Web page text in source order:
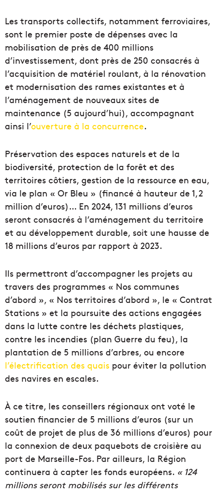
Les transports collectifs, notamment ferroviaires,
sont le premier poste de dépenses avec la
mobilisation de près de 400 millions
d’investissement, dont près de 250 consacrés à
l’acquisition de matériel roulant, à la rénovation
et modernisation des rames existantes et à
l’aménagement de nouveaux sites de
maintenance (5 aujourd’hui), accompagnant
ainsi l’ouverture à la concurrence.
Préservation des espaces naturels et de la
biodiversité, protection de la forêt et des
territoires côtiers, gestion de la ressource en eau,
via le plan « Or Bleu » (financé à hauteur de 1,2
million d’euros)… En 2024, 131 millions d’euros
seront consacrés à l’aménagement du territoire
et au développement durable, soit une hausse de
18 millions d’euros par rapport à 2023.
Ils permettront d’accompagner les projets au
travers des programmes « Nos communes
d’abord », « Nos territoires d’abord », le « Contrat
Stations » et la poursuite des actions engagées
dans la lutte contre les déchets plastiques,
contre les incendies (plan Guerre du feu), la
plantation de 5 millions d’arbres, ou encore
l’électrification des quais pour éviter la pollution
des navires en escales.
À ce titre, les conseillers régionaux ont voté le
soutien financier de 5 millions d’euros (sur un
coût de projet de plus de 36 millions d’euros) pour
la connexion de deux paquebots de croisière au
port de Marseille-Fos. Par ailleurs, la Région
continuera à capter les fonds européens. « 124
millions seront mobilisés sur les différents